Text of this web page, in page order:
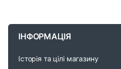
ІНФОРМАЦІЯ
Історія та цілі магазину